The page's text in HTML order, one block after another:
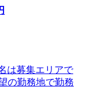
は募集エリアで
の勤務地で勤務